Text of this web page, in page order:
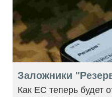
Заложники
Как ЕС теперь будет